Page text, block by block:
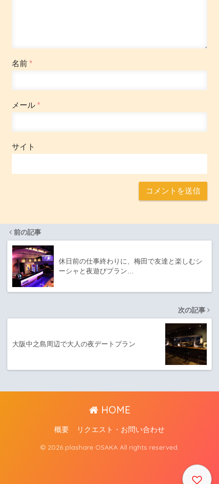
名前 *
メール *
サイト
前の記事
休日前の仕事終わりに、梅田で友達と楽しむシ
ーシャと夜遊びプラン…
次の記事
大阪中之島周辺で大人の夜デートプラン
HOME
概要 リクエスト・お問い合わせ
© 2026 plashare OSAKA All rights reserved.